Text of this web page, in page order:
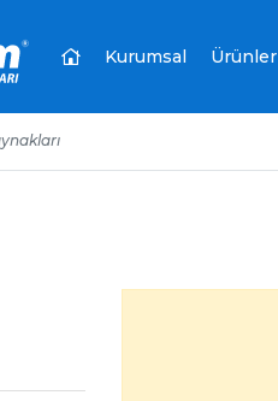
Kurumsal Ürünler